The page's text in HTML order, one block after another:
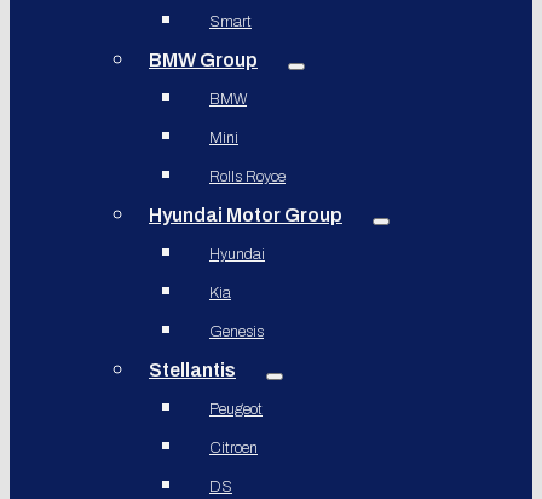
Smart
BMW Group
BMW
Mini
Rolls Royce
Hyundai Motor Group
Hyundai
Kia
Genesis
Stellantis
Peugeot
Citroen
DS